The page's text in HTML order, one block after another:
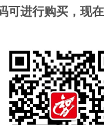
可进行购买，现